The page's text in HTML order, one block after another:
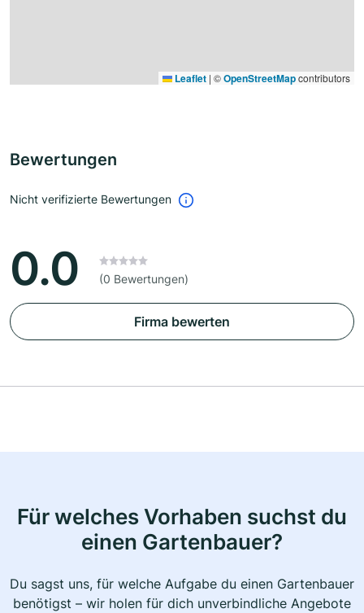
Leaflet | ©OpenStreetMapcontributors
Bewertungen
Nicht verifizierte Bewertungen
0.0 (0 Bewertungen)
Firma bewerten
Für welches Vorhaben suchst du
einen Gartenbauer?
Du sagst uns, für welche Aufgabe du einen Gartenbauer
benötigst – wir holen für dich unverbindliche Angebote